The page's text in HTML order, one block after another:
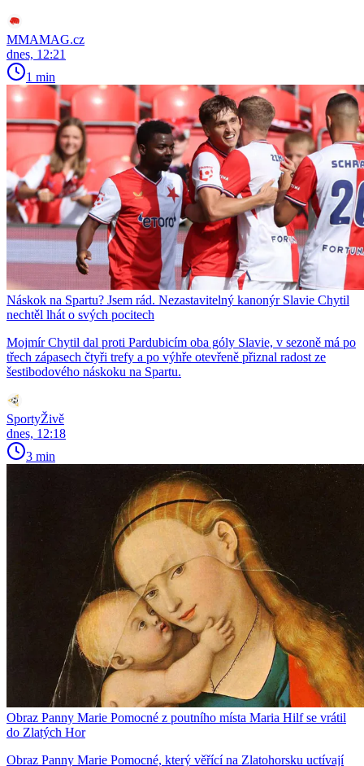
MMAMAG.cz
dnes, 12:21
1 min
Náskok na Spartu? Jsem rád. Nezastavitelný kanonýr Slavie Chytil
nechtěl lhát o svých pocitech
Mojmír Chytil dal proti Pardubicím oba góly Slavie, v sezoně má po
třech zápasech čtyři trefy a po výhře otevřeně přiznal radost ze
šestibodového náskoku na Spartu.
SportyŽivě
dnes, 12:18
3 min
Obraz Panny Marie Pomocné z poutního místa Maria Hilf se vrátil
do Zlatých Hor
Obraz Panny Marie Pomocné, který věřící na Zlatohorsku uctívají